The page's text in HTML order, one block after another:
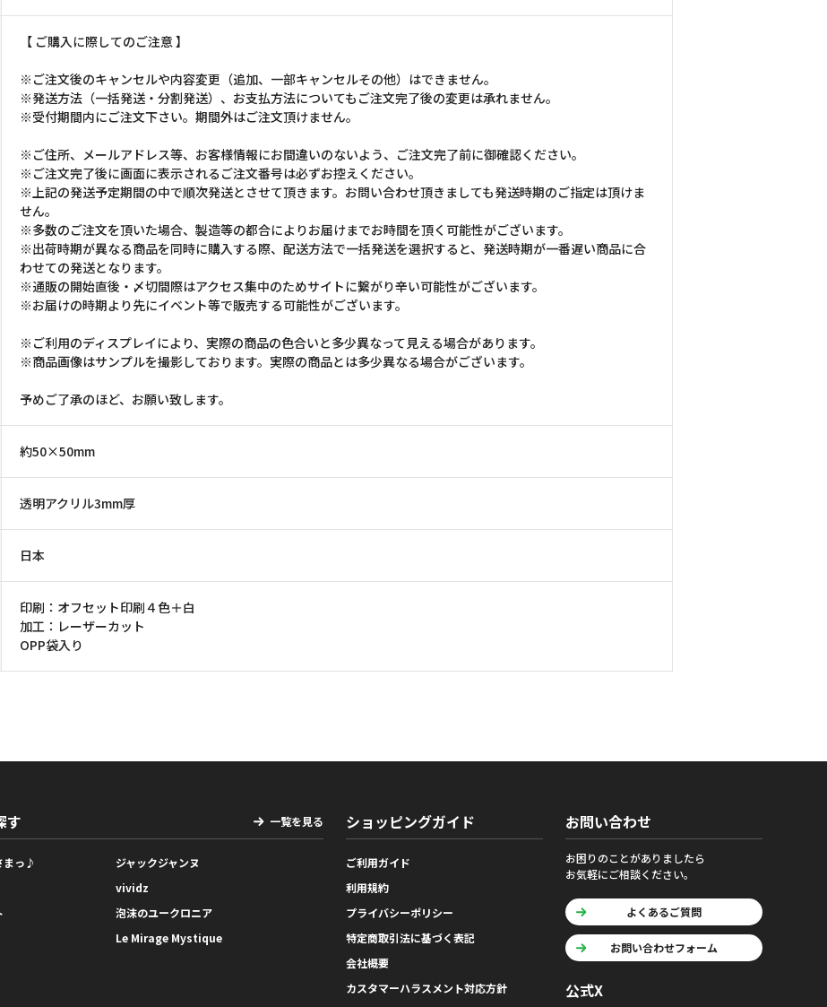
【 ご購入に際してのご注意 】
※ご注文後のキャンセルや内容変更（追加、一部キャンセルその他）はできません。
※発送方法（一括発送・分割発送）、お支払方法についてもご注文完了後の変更は承れません。
※受付期間内にご注文下さい。期間外はご注文頂けません。
※ご住所、メールアドレス等、お客様情報にお間違いのないよう、ご注文完了前に御確認ください。
※ご注文完了後に画面に表示されるご注文番号は必ずお控えください。
※上記の発送予定期間の中で順次発送とさせて頂きます。お問い合わせ頂きましても発送時期のご指定は頂けま
せん。
※多数のご注文を頂いた場合、製造等の都合によりお届けまでお時間を頂く可能性がございます。
※出荷時期が異なる商品を同時に購入する際、配送方法で一括発送を選択すると、発送時期が一番遅い商品に合
わせての発送となります。
※通販の開始直後・〆切間際はアクセス集中のためサイトに繋がり辛い可能性がございます。
※お届けの時期より先にイベント等で販売する可能性がございます。
※ご利用のディスプレイにより、実際の商品の色合いと多少異なって見える場合があります。
※商品画像はサンプルを撮影しております。実際の商品とは多少異なる場合がございます。
予めご了承のほど、お願い致します。
約50×50mm
透明アクリル3mm厚
日本
印刷：オフセット印刷４色＋白
加工：レーザーカット
OPP袋入り
す 一覧を見る
まっ♪
ジャックジャンヌ
vividz
泡沫のユークロニア
Le Mirage Mystique
ショッピングガイド
ご利用ガイド
利用規約
プライバシーポリシー
特定商取引法に基づく表記
会社概要
カスタマーハラスメント対応方針
お問い合わせ
お困りのことがありましたら
お気軽にご相談ください。
よくあるご質問
お問い合わせフォーム
公式X